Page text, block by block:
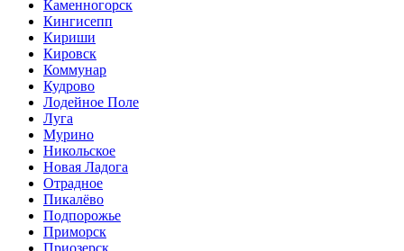
Каменногорск
Кингисепп
Кириши
Кировск
Коммунар
Кудрово
Лодейное Поле
Луга
Мурино
Никольское
Новая Ладога
Отрадное
Пикалёво
Подпорожье
Приморск
Приозерск